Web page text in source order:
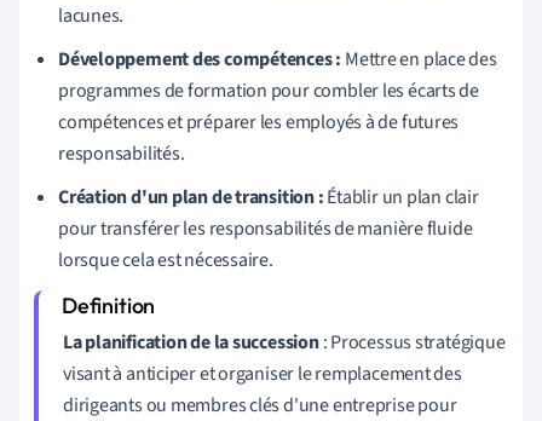
lacunes.
Développement des compétences : Mettre en place des
programmes de formation pour combler les écarts de
compétences et préparer les employés à de futures
responsabilités.
Création d'un plan de transition :Établir un plan clair
pour transférer les responsabilités de manière fluide
lorsque cela est nécessaire.
La planification de la succession: Processus stratégique
visant à anticiper et organiser le remplacement des
dirigeants ou membres clés d'une entreprise pour